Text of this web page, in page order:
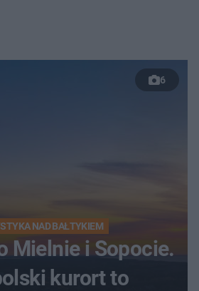
6
NAD BAŁTYKIEM
Mielnie i Sopocie.
kurort to